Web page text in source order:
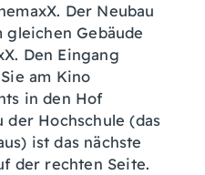
Der Neubau
Gebäude
Den Eingang
am Kino
in den Hof
Hochschule (das
ist das nächste
der rechten Seite.